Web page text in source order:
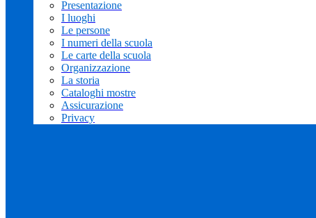
Presentazione
I luoghi
Le persone
I numeri della scuola
Le carte della scuola
Organizzazione
La storia
Cataloghi mostre
Assicurazione
Privacy